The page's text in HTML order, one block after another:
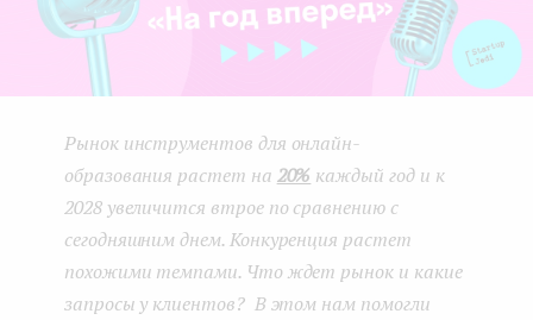
Рынок инструментов для онлайн-
образования растет на 20% каждый год и к
2028 увеличится втрое по сравнению с
сегодняшним днем. Конкуренция растет
похожими темпами. Что ждет рынок и какие
запросы у клиентов? В этом нам помогли